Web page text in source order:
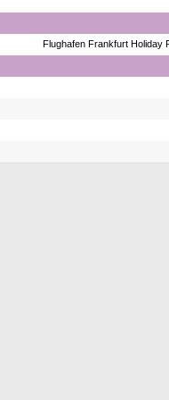
Flughafen Frankfurt